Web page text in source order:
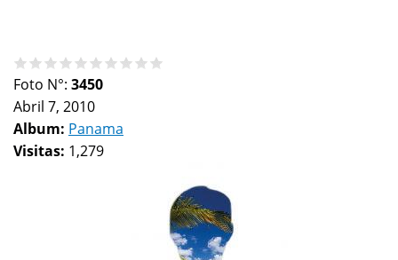
Foto N°: 3450
Abril 7, 2010
Album: Panama
Visitas: 1,279